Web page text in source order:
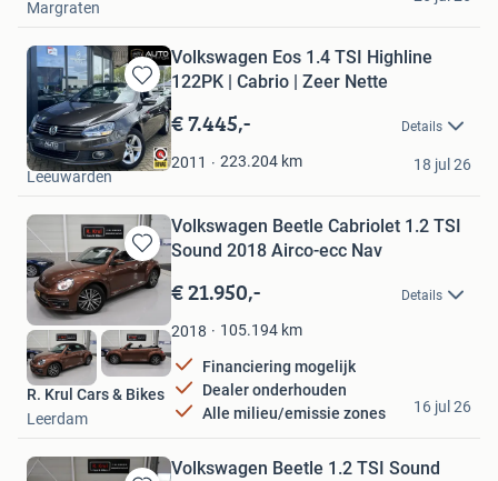
Margraten
Bewaren
in
Mijn
Favorieten
Volkswagen Eos 1.4 TSI Highline
122PK | Cabrio | Zeer Nette
€ 7.445,- Details
2011 223.204 km
Auto Plantinga
Leeuwarden
18 jul 26
Bewaren
in
Mijn
Favorieten
Volkswagen Beetle Cabriolet 1.2 TSI
Sound 2018 Airco-ecc Nav
€ 21.950,- Details
2018 105.194 km
Financiering mogelijk
Dealer onderhouden
Alle milieu/emissie zones
R. Krul Cars & Bikes
Leerdam
16 jul 26
Volkswagen Beetle 1.2 TSI Sound